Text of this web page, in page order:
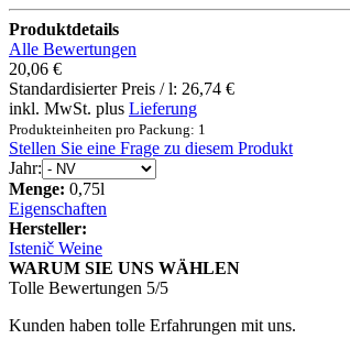
Produktdetails
Alle Bewertungen
20,06 €
Standardisierter Preis / l: 26,74 €
inkl. MwSt. plus Lieferung
Produkteinheiten pro Packung: 1
Stellen Sie eine Frage zu diesem Produkt
Jahr:
Menge: 0,75l
Eigenschaften
Hersteller:
Istenič Weine
WARUM SIE UNS WÄHLEN
Tolle Bewertungen 5/5
Kunden haben tolle Erfahrungen mit uns.